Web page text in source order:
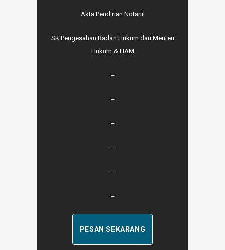
Akta Pendirian Notariil
SK Pengesahan Badan Hukum dari Menteri
Hukum & HAM
–
–
–
–
–
–
PESAN SEKARANG